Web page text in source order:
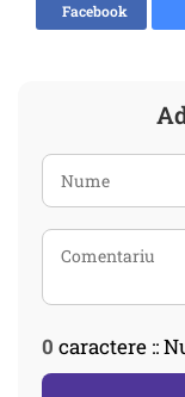
Facebook
0 caractere ::